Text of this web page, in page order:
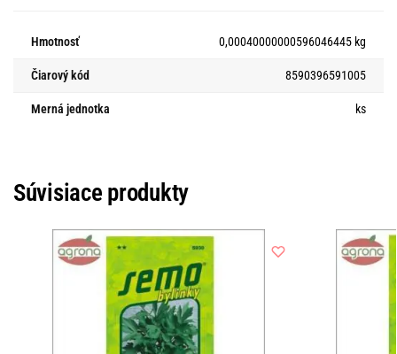
Hmotnosť 0,00040000000596046445 kg
Čiarový kód 8590396591005
Merná jednotka ks
Súvisiace produkty